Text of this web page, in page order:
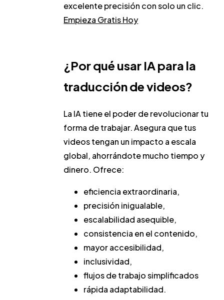
excelente precisión con solo un clic.
Empieza Gratis Hoy
¿Por qué usar IA para la
traducción de videos?
La IA tiene el poder de revolucionar tu
forma de trabajar. Asegura que tus
videos tengan un impacto a escala
global, ahorrándote mucho tiempo y
dinero. Ofrece:
eficiencia extraordinaria,
precisión inigualable,
escalabilidad asequible,
consistencia en el contenido,
mayor accesibilidad,
inclusividad,
flujos de trabajo simplificados
rápida adaptabilidad.